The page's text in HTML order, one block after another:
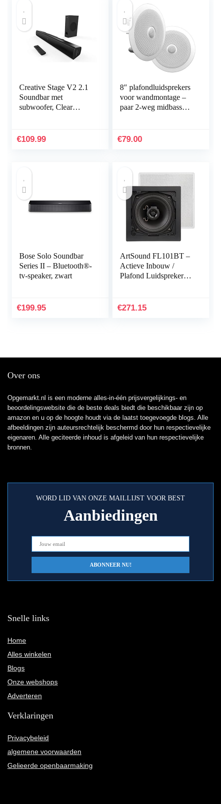
Creative Stage V2 2.1
Soundbar met
subwoofer, Clear
Bluetooth 5.0, TV
€109.99
8″ plafondluidsprekers
voor wandmontage –
paar 2-weg midbass
vlak ontwerp met
– Pyle PDIC80
€79.00
Bose Solo Soundbar
Series II – Bluetooth®-
tv-speaker, zwart
€199.95
ArtSound FL101BT –
Actieve Inbouw /
Plafond Luidsprekers
Viekant, Wit
€271.15
Over ons
Opgemarkt.nl is een moderne alles-in-één prijsvergelijkings- en
beoordelingswebsite die de beste deals biedt die beschikbaar zijn op
amazon en u op de hoogte houdt via de laatst toegevoegde blogs. Alle
afbeeldingen zijn auteursrechtelijk beschermd door hun respectievelijke
eigenaren. Alle geciteerde inhoud is afgeleid van hun respectievelijke
bronnen.
WORD LID VAN ONZE MAILLIJST VOOR BEST
Aanbiedingen
Snelle links
Home
Alles winkelen
Blogs
Onze webshops
Adverteren
Verklaringen
Privacybeleid
algemene voorwaarden
Gelieerde openbaarmaking